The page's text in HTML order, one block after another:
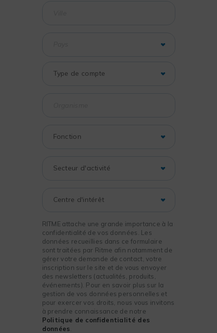
RITME attache une grande importance à la
confidentialité de vos données. Les
données recueillies dans ce formulaire
sont traitées par Ritme afin notamment de
gérer votre demande de contact, votre
inscription sur le site et de vous envoyer
des newsletters (actualités, produits,
événements). Pour en savoir plus sur la
gestion de vos données personnelles et
pour exercer vos droits, nous vous invitons
à prendre connaissance de notre
Politique de confidentialité des
données